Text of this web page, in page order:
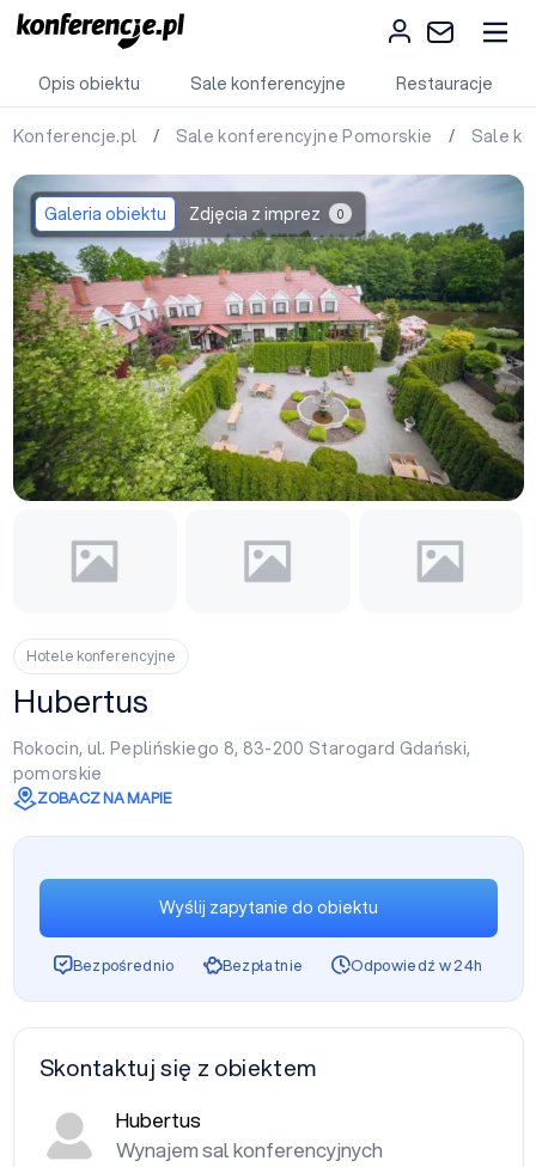
Opis obiektu Sale konferencyjne Restauracje
Konferencje.pl / Sale konferencyjne Pomorskie / Sale
Galeria obiektu Zdjęcia z imprez 0
Hotele konferencyjne
Hubertus
Rokocin, ul. Peplińskiego 8, 83-200 Starogard Gdański,
pomorskie
ZOBACZ NA MAPIE
Wyślij zapytanie do obiektu
Bezpośrednio Bezpłatnie Odpowiedź w 24h
Skontaktuj się z obiektem
Hubertus
Wynajem sal konferencyjnych